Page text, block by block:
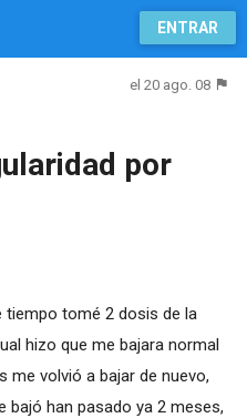
ENTRAR
el 20 ago. 08
por
tiempo tomé 2 dosis de la
hizo que me bajara normal
me volvió a bajar de nuevo,
bajó han pasado ya 2 meses,